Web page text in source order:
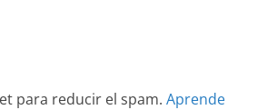
para reducir el spam. Aprende